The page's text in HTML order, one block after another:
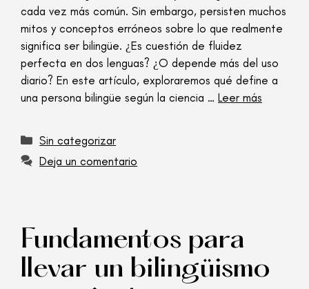
cada vez más común. Sin embargo, persisten muchos
mitos y conceptos erróneos sobre lo que realmente
significa ser bilingüe. ¿Es cuestión de fluidez
perfecta en dos lenguas? ¿O depende más del uso
diario? En este artículo, exploraremos qué define a
una persona bilingüe según la ciencia … Leer más
Sin categorizar
Deja un comentario
Fundamentos para
llevar un bilingüismo